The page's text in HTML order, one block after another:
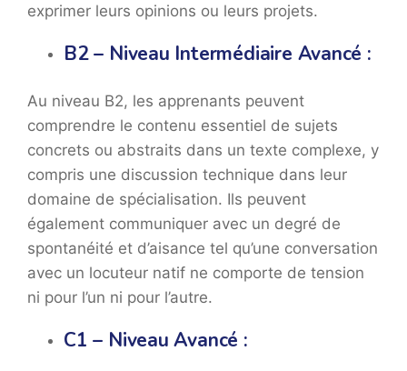
exprimer leurs opinions ou leurs projets.
B2 – Niveau Intermédiaire Avancé :
Au niveau B2, les apprenants peuvent
comprendre le contenu essentiel de sujets
concrets ou abstraits dans un texte complexe, y
compris une discussion technique dans leur
domaine de spécialisation. Ils peuvent
également communiquer avec un degré de
spontanéité et d’aisance tel qu’une conversation
avec un locuteur natif ne comporte de tension
ni pour l’un ni pour l’autre.
C1 – Niveau Avancé :